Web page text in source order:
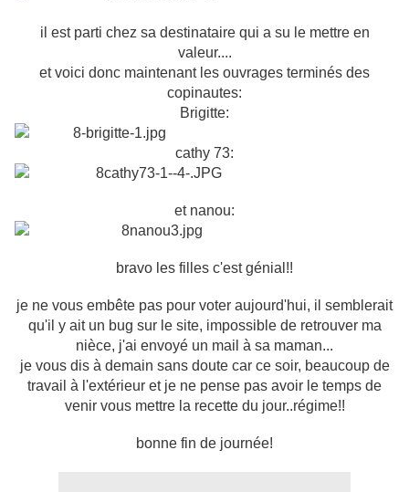
il est parti chez sa destinataire qui a su le mettre en
valeur....
et voici donc maintenant les ouvrages terminés des
copinautes:
Brigitte:
cathy 73:
et nanou:
bravo les filles c'est génial!!
je ne vous embête pas pour voter aujourd'hui, il semblerait
qu'il y ait un bug sur le site, impossible de retrouver ma
nièce, j'ai envoyé un mail à sa maman...
je vous dis à demain sans doute car ce soir, beaucoup de
travail à l'extérieur et je ne pense pas avoir le temps de
venir vous mettre la recette du jour..régime!!
bonne fin de journée!